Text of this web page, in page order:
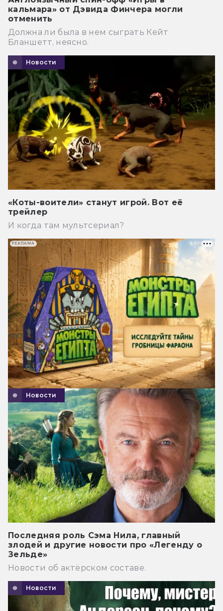
кальмара» от Дэвида Финчера могли
отменить
Должна ли была в нем сыграть Кейт
Бланшетт, неясно.
Новости
«Коты-воители» станут игрой. Вот её
трейлер
И когда там мультсериал?
Новости
Последняя роль Сэма Нила, главный
злодей и другие новости про «Легенду о
Зельде»
Новости об актёрском составе.
Новости
РЕКЛАМА